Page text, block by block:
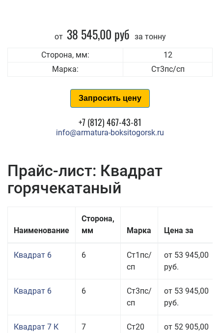
от 38 545,00 руб за тонну
Сторона, мм:
12
Марка:
Ст3пс/сп
Запросить цену
+7 (812) 467-43-81
info@armatura-boksitogorsk.ru
Прайс-лист: Квадрат
горячекатаный
Наименование
Сторона,
мм
Марка Цена за
Квадрат 6 6
Ст1пс/
сп
от 53 945,00
руб.
Квадрат 6 6
Ст3пс/
сп
от 53 945,00
руб.
Квадрат 7 К 7 Ст20
от 52 905,00